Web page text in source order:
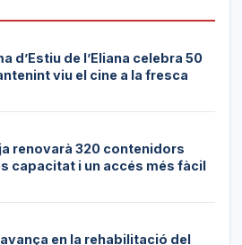
d’Estiu de l’Eliana celebra 50
viu el cine a la fresca
renovarà 320 contenidors
capacitat i un accés més fàcil
avança en la rehabilitació del